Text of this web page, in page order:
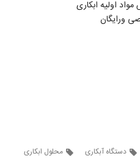
اولیه ابکاری
ورایگان
دستگاه آبکاری محلول ابکاری